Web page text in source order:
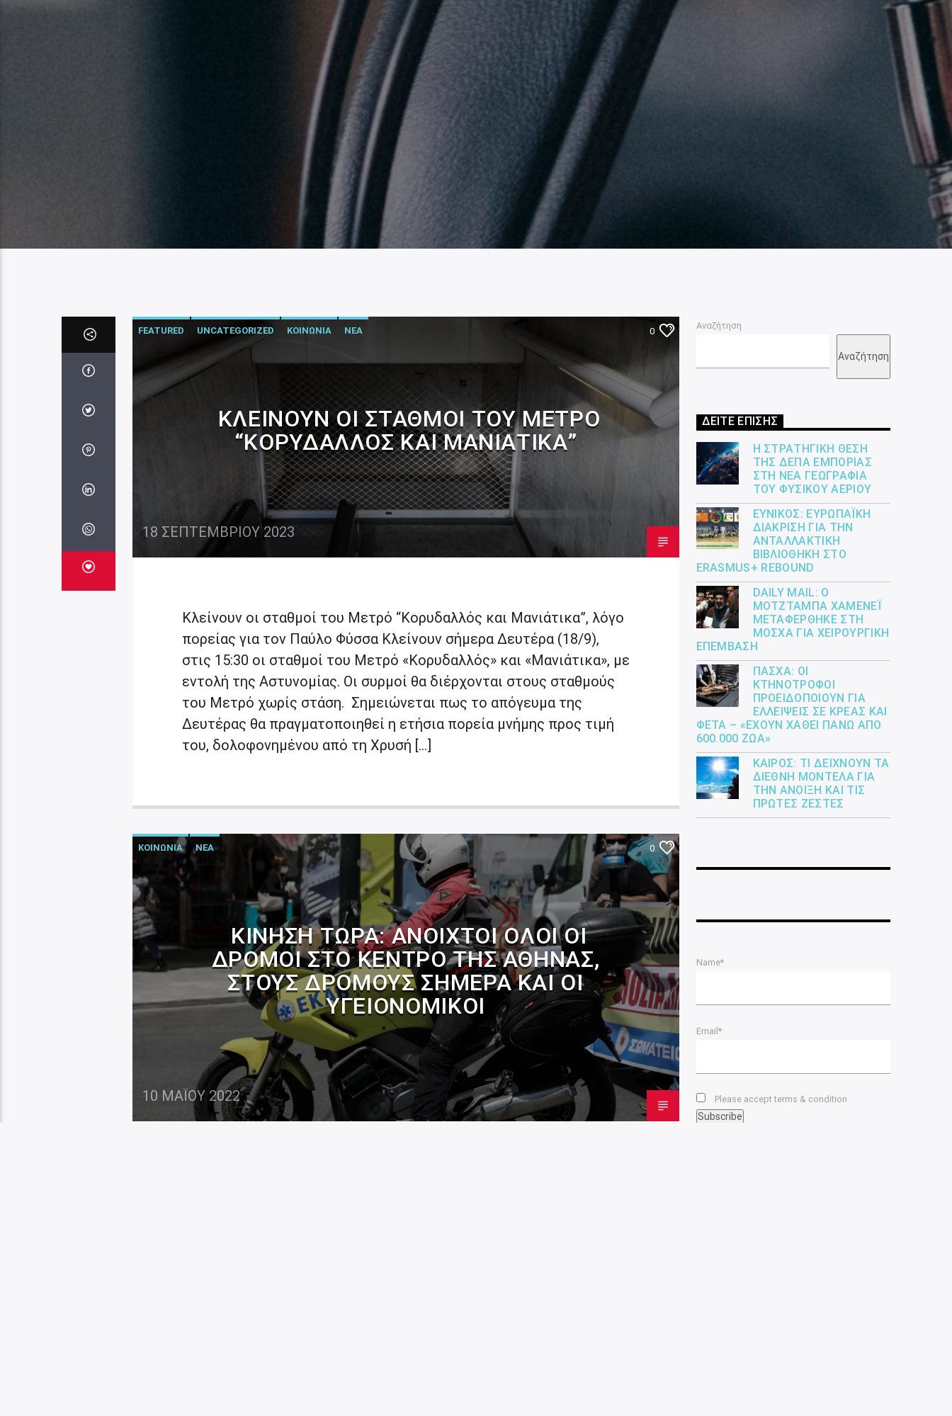
FEATURED UNCATEGORIZED ΚΟΙΝΩΝΙΑ ΝΕΑ 0
ΚΛΕΊΝΟΥΝ ΟΙ ΣΤΑΘΜΟΊ ΤΟΥ ΜΕΤΡΌ
“ΚΟΡΥΔΑΛΛΌΣ ΚΑΙ ΜΑΝΙΆΤΙΚΑ”
18 ΣΕΠΤΕΜΒΡΊΟΥ 2023
Κλείνουν οι σταθμοί του Μετρό “Κορυδαλλός και Μανιάτικα”, λόγο
πορείας για τον Παύλο Φύσσα Κλείνουν σήμερα Δευτέρα (18/9),
στις 15:30 οι σταθμοί του Μετρό «Κορυδαλλός» και «Μανιάτικα», με
εντολή της Αστυνομίας. Οι συρμοί θα διέρχονται στους σταθμούς
του Μετρό χωρίς στάση. Σημειώνεται πως το απόγευμα της
Δευτέρας θα πραγματοποιηθεί η ετήσια πορεία μνήμης προς τιμή
του, δολοφονημένου από τη Χρυσή […]
ΚΟΙΝΩΝΙΑ ΝΕΑ 0
ΚΊΝΗΣΗ ΤΏΡΑ: ΑΝΟΙΧΤΟΊ ΌΛΟΙ ΟΙ
ΔΡΌΜΟΙ ΣΤΟ ΚΈΝΤΡΟ ΤΗΣ ΑΘΉΝΑΣ,
ΣΤΟΥΣ ΔΡΌΜΟΥΣ ΣΉΜΕΡΑ ΚΑΙ ΟΙ
ΥΓΕΙΟΝΟΜΙΚΟΊ
10 ΜΑΪ́ΟΥ 2022
Αναζήτηση
Αναζήτηση
ΔΕΙΤΕ ΕΠΙΣΗΣ
Η ΣΤΡΑΤΗΓΙΚΉ ΘΈΣΗ
ΤΗΣ ΔΕΠΑ ΕΜΠΟΡΊΑΣ
ΣΤΗ ΝΈΑ ΓΕΩΓΡΑΦΊΑ
ΤΟΥ ΦΥΣΙΚΟΎ ΑΕΡΊΟΥ
ΕΎΝΙΚΟΣ: ΕΥΡΩΠΑΪΚΉ
ΔΙΆΚΡΙΣΗ ΓΙΑ ΤΗΝ
ΑΝΤΑΛΛΑΚΤΙΚΉ
ΒΙΒΛΙΟΘΉΚΗ ΣΤΟ
ERASMUS+ REBOUND
DAILY MAIL: Ο
ΜΟΤΖΤΆΜΠΑ ΧΑΜΕΝΕΪ́
ΜΕΤΑΦΈΡΘΗΚΕ ΣΤΗ
ΜΌΣΧΑ ΓΙΑ ΧΕΙΡΟΥΡΓΙΚΉ
ΕΠΈΜΒΑΣΗ
ΠΆΣΧΑ: ΟΙ
ΚΤΗΝΟΤΡΌΦΟΙ
ΠΡΟΕΙΔΟΠΟΙΟΎΝ ΓΙΑ
ΕΛΛΕΊΨΕΙΣ ΣΕ ΚΡΈΑΣ ΚΑΙ
ΦΈΤΑ – «ΈΧΟΥΝ ΧΑΘΕΊ ΠΆΝΩ ΑΠΌ
600.000 ΖΏΑ»
ΚΑΙΡΌΣ: ΤΙ ΔΕΊΧΝΟΥΝ ΤΑ
ΔΙΕΘΝΉ ΜΟΝΤΈΛΑ ΓΙΑ
ΤΗΝ ΆΝΟΙΞΗ ΚΑΙ ΤΙΣ
ΠΡΏΤΕΣ ΖΈΣΤΕΣ
Name*
Email*
Please accept terms & condition